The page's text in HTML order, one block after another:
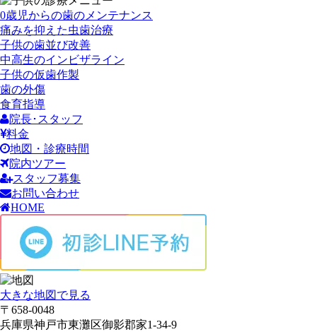
0歳児からの歯のメンテナンス
痛みを抑えた虫歯治療
子供の歯並び改善
中高生のインビザライン
子供の仮歯作製
歯の外傷
食育指導
院長･スタッフ
料金
地図・診療時間
院内ツアー
スタッフ募集
お問い合わせ
HOME
大きな地図で見る
〒658-0048
兵庫県神戸市東灘区御影郡家1-34-9